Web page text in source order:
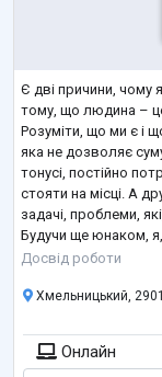
Є дві причини, чому
тому, що людина –
Розуміти, що ми є і
яка не дозволяє
тонусі, постійно
стояти на місці. А
задачі, проблеми,
Будучи ще юнаком,
якому зростав і, як
Досвід роботи
Хмельницький,
Онлайн